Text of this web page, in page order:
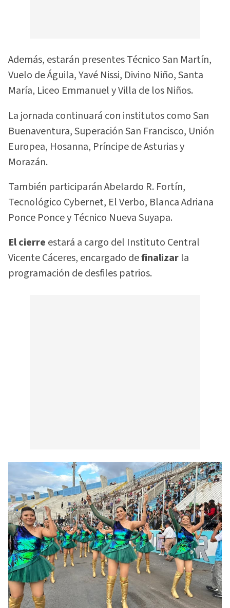
Además, estarán presentes Técnico San Martín,
Vuelo de Águila, Yavé Nissi, Divino Niño, Santa
María, Liceo Emmanuel y Villa de los Niños.
La jornada continuará con institutos como San
Buenaventura, Superación San Francisco, Unión
Europea, Hosanna, Príncipe de Asturias y
Morazán.
También participarán Abelardo R. Fortín,
Tecnológico Cybernet, El Verbo, Blanca Adriana
Ponce Ponce y Técnico Nueva Suyapa.
El cierre estará a cargo del Instituto Central
Vicente Cáceres, encargado definalizar la
programación de desfiles patrios.